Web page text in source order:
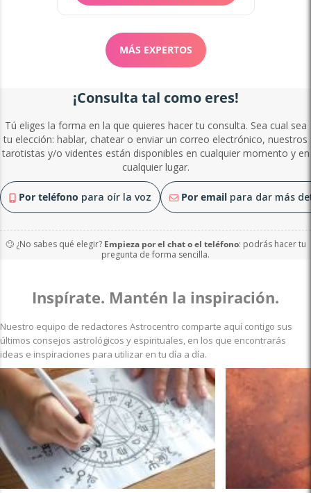
MÁS EXPERTOS
¡Consulta tal como eres!
Tú eliges la forma en la que quieres hacer tu consulta. Sea cual sea
tu elección: hablar, chatear o enviar un correo electrónico, nuestros
tarotistas y/o videntes están disponibles en cualquier momento y en
cualquier lugar.
Por teléfono para oír la voz Por email para dar más
🙄 ¿No sabes qué elegir? Empieza por el chat o el teléfono: podrás hacer tu
pregunta de forma sencilla.
Inspírate. Mantén la inspiración.
Nuestro equipo de redactores Astrocentro comparte aquí contigo sus
últimos consejos astrológicos y espirituales, en los que encontrarás
ideas e inspiraciones para utilizar en tu día a día.